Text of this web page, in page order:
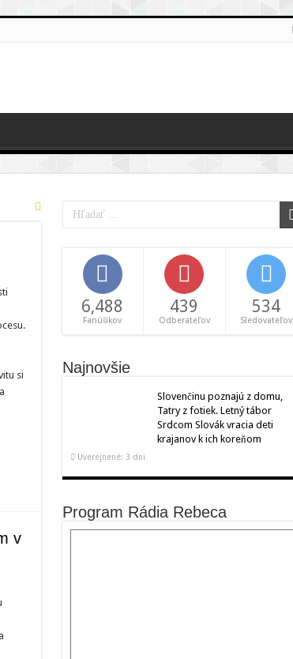
si
v
6,488
Fanúšikov
439
Odberateľov
534
Sledovateľov
Najnovšie
Slovenčinu poznajú z domu,
Tatry z fotiek. Letný tábor
Srdcom Slovák vracia deti
krajanov k ich koreňom
Uverejnené: 3 dni
Program Rádia Rebeca